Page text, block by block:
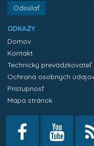
Odoslať
ODKAZY
Domov
Kontakt
Technický prevádzkovateľ
Ochrana osobných
Prístupnosť
Mapa stránok